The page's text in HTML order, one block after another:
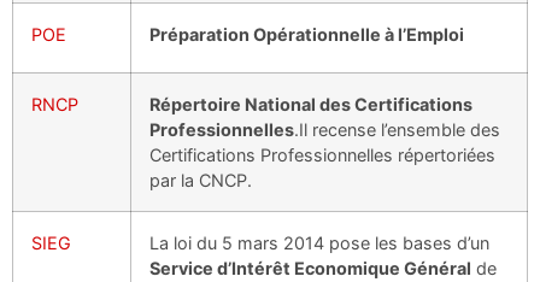
POE Préparation Opérationnelle à l’Emploi
RNCP
Répertoire National des Certifications
Professionnelles.Il recense l’ensemble des
Certifications Professionnelles répertoriées
par la CNCP.
SIEG
La loi du 5 mars 2014 pose les bases d’un
Service d’Intérêt Economique Général de